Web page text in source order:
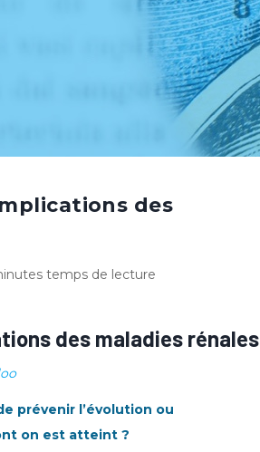
des
temps de lecture
des maladies rénales
prévenir l’évolution ou
on est atteint ?